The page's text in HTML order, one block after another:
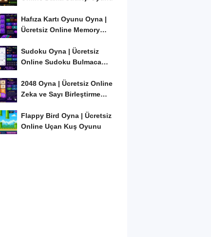
Hafıza Kartı Oyunu Oyna |
Ücretsiz Online Memory
Sudoku Oyna | Ücretsiz
Online Sudoku Bulmaca
2048 Oyna | Ücretsiz Online
Zeka ve Sayı Birleştirme
Flappy Bird Oyna | Ücretsiz
Online Uçan Kuş Oyunu